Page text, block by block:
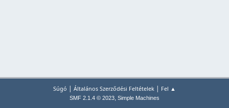
Súgó | Általános Szerződési Feltételek | Fel ▲
SMF 2.1.4 © 2023, Simple Machines